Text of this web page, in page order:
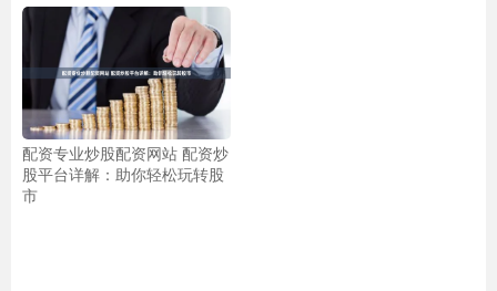
配资专业炒股配资网站 配资炒
股平台详解：助你轻松玩转股
市